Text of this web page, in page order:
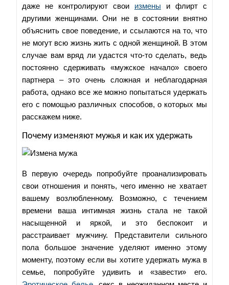
даже не контролируют свои измены и флирт с
другими женщинами. Они не в состоянии внятно
объяснить свое поведение, и ссылаются на то, что
не могут всю жизнь жить с одной женщиной. В этом
случае вам вряд ли удастся что-то сделать, ведь
постоянно сдерживать «мужское начало» своего
партнера – это очень сложная и неблагодарная
работа, однако все же можно попытаться удержать
его с помощью различных способов, о которых мы
расскажем ниже.
Почему изменяют мужья и как их удержать
В первую очередь попробуйте проанализировать
свои отношения и понять, чего именно не хватает
вашему возлюбленному. Возможно, с течением
времени ваша интимная жизнь стала не такой
насыщенной и яркой, и это беспокоит и
расстраивает мужчину. Представители сильного
пола большое значение уделяют именно этому
моменту, поэтому если вы хотите удержать мужа в
семье, попробуйте удивить и «завести» его.